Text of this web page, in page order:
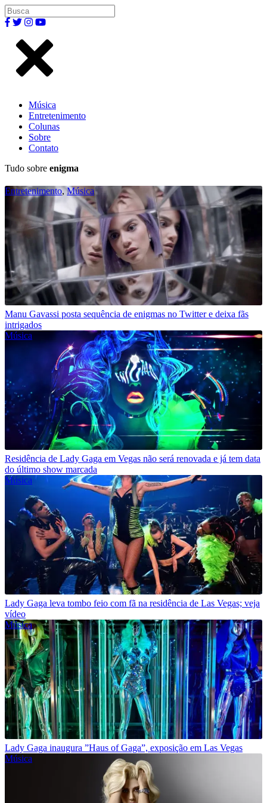
Música
Entretenimento
Colunas
Sobre
Contato
Tudo sobre enigma
Entretenimento,Música
Manu Gavassi posta sequência de enigmas no Twitter e deixa fãs
intrigados
Música
Residência de Lady Gaga em Vegas não será renovada e já tem data
do último show marcada
Música
Lady Gaga leva tombo feio com fã na residência de Las Vegas; veja
vídeo
Música
Lady Gaga inaugura ”Haus of Gaga”, exposição em Las Vegas
Música